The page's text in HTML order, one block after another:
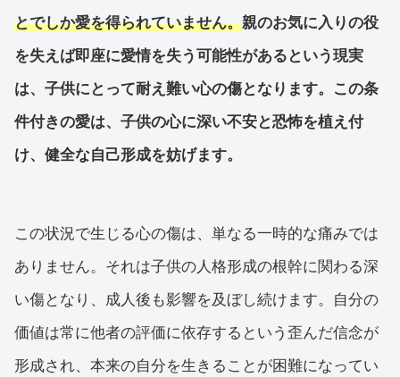
とでしか愛を得られていません。親のお気に入りの役
を失えば即座に愛情を失う可能性があるという現実
は、子供にとって耐え難い心の傷となります。この条
件付きの愛は、子供の心に深い不安と恐怖を植え付
け、健全な自己形成を妨げます。
この状況で生じる心の傷は、単なる一時的な痛みでは
ありません。それは子供の人格形成の根幹に関わる深
い傷となり、成人後も影響を及ぼし続けます。自分の
価値は常に他者の評価に依存するという歪んだ信念が
形成され、本来の自分を生きることが困難になってい